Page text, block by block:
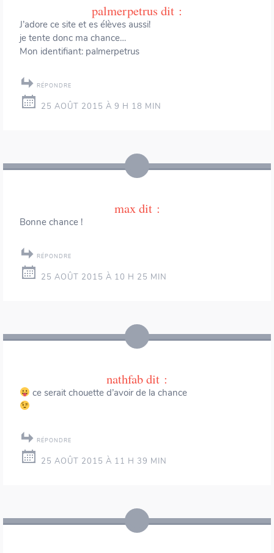
palmerpetrus dit :
J’adore ce site et es élèves aussi!
je tente donc ma chance…
Mon identifiant: palmerpetrus
RÉPONDRE
25 AOÛT 2015 À 9 H 18 MIN
maxdit :
Bonne chance !
RÉPONDRE
25 AOÛT 2015 À 10 H 25 MIN
nathfabdit :
ce serait chouette d’avoir de la chance
RÉPONDRE
25 AOÛT 2015 À 11 H 39 MIN